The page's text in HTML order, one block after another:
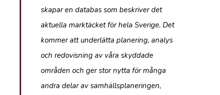
skapar en databas som beskriver det
aktuella marktäcket för hela Sverige. Det
kommer att underlätta planering, analys
och redovisning av våra skyddade
områden och ger stor nytta för många
andra delar av samhällsplaneringen,